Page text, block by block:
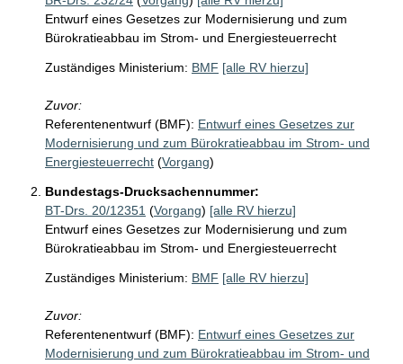
Entwurf eines Gesetzes zur Modernisierung und zum
Bürokratieabbau im Strom- und Energiesteuerrecht
Zuständiges Ministerium: BMF [alle RV hierzu]
Zuvor:
Referentenentwurf (BMF): Entwurf eines Gesetzes zur
Modernisierung und zum Bürokratieabbau im Strom- und
Energiesteuerrecht (Vorgang)
Bundestags-Drucksachennummer:
BT-Drs. 20/12351 (Vorgang) [alle RV hierzu]
Entwurf eines Gesetzes zur Modernisierung und zum
Bürokratieabbau im Strom- und Energiesteuerrecht
Zuständiges Ministerium: BMF [alle RV hierzu]
Zuvor:
Referentenentwurf (BMF): Entwurf eines Gesetzes zur
Modernisierung und zum Bürokratieabbau im Strom- und